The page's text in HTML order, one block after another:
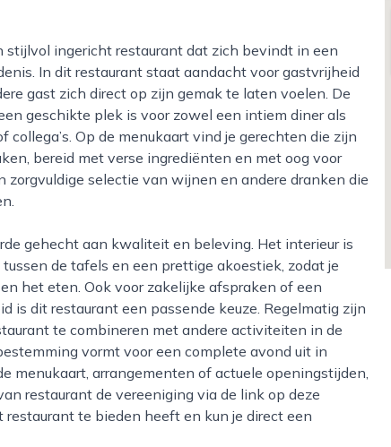
In dit restaurant staat aandacht voor gastvrijheid
gast zich direct op zijn gemak te laten voelen. De
geschikte plek is voor zowel een intiem diner als
Op de menukaart vind je gerechten die zijn
bereid met verse ingrediënten en met oog voor
zorgvuldige selectie van wijnen en andere dranken die
de tafels en een prettige akoestiek, zodat je
het eten. Ook voor zakelijke afspraken of een
is dit restaurant een passende keuze. Regelmatig zijn
te combineren met andere activiteiten in de
vormt voor een complete avond uit in
menukaart, arrangementen of actuele openingstijden,
restaurant de vereeniging via de link op deze
te bieden heeft en kun je direct een